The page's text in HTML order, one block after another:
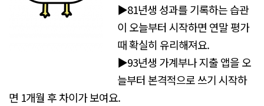
▶81년생 성과를 기록하는 습관
이 오늘부터 시작하면 연말 평가
때 확실히 유리해져요.
▶93년생 가계부나 지출 앱을 오
늘부터 본격적으로 쓰기 시작하
면 1개월 후 차이가 보여요.